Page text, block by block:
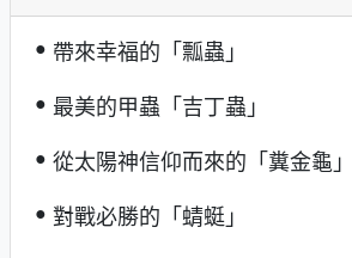
帶來幸福的「瓢蟲」
最美的甲蟲「吉丁蟲」
從太陽神信仰而來的「糞金龜」
對戰必勝的「蜻蜓」